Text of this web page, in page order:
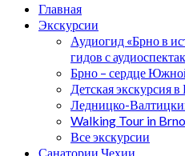
Главная
Экскурсии
Аудиогид «Брно в
гидов с
Брно – сердце
Детская экскурсия
Ледницко-
Walking Tour in
Все экскурсии
Санатории Чехии